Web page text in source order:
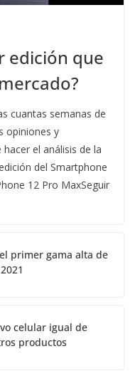
edición que
cuantas semanas de
opiniones y
el análisis de la
del Smartphone
12 Pro MaxSeguir
primer gama alta de
celular igual de
productos